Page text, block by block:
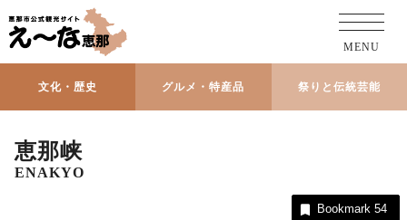
文化・歴史 グルメ・特産品 祭りと伝統芸能
MENU
恵那峡
ENAKYO
Bookmark 54